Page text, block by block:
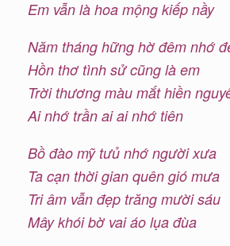
Em vẫn là hoa mộng kiếp nầy
Năm tháng hững hờ đêm nhớ
Hồn thơ tình sử cũng là em
Trời thương màu mắt hiền
Ai nhớ trần ai ai nhớ tiên
Bồ đào mỹ tưủ nhớ người xưa
Ta cạn thời gian quên gió mưa
Tri âm vẫn đẹp trăng mười sáu
Mây khói bờ vai áo lụa đùa